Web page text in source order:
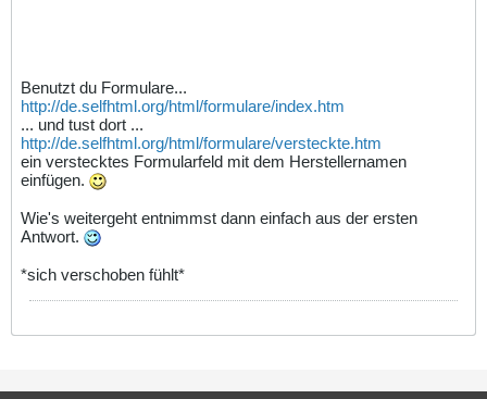
Benutzt du Formulare...
http://de.selfhtml.org/html/formulare/index.htm
... und tust dort ...
http://de.selfhtml.org/html/formulare/versteckte.htm
ein verstecktes Formularfeld mit dem Herstellernamen
einfügen.
Wie's weitergeht entnimmst dann einfach aus der ersten
Antwort.
*sich verschoben fühlt*